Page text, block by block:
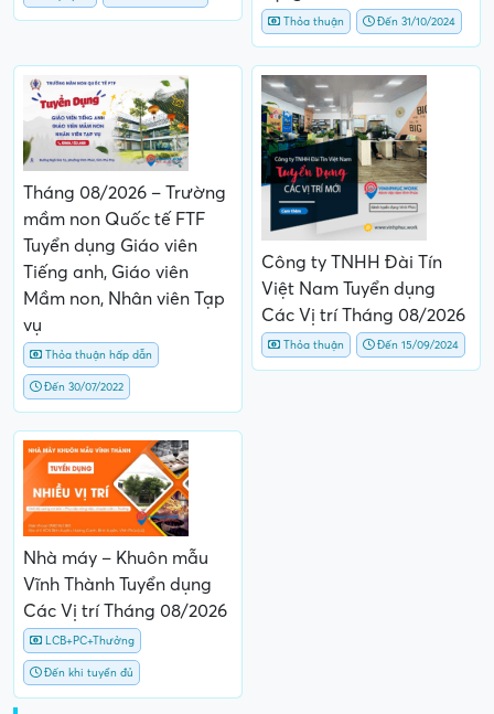
Thỏa thuận Đến 31/10/2024
Tháng 08/2026 – Trường
mầm non Quốc tế FTF
Tuyển dụng Giáo viên
Tiếng anh, Giáo viên
Mầm non, Nhân viên Tạp
vụ
Thỏa thuận hấp dẫn
Đến 30/07/2022
Công ty TNHH Đài Tín
Việt Nam Tuyển dụng
Các Vị trí Tháng 08/2026
Thỏa thuận Đến 15/09/2024
Nhà máy – Khuôn mẫu
Vĩnh Thành Tuyển dụng
Các Vị trí Tháng 08/2026
LCB+PC+Thưởng
Đến khi tuyển đủ